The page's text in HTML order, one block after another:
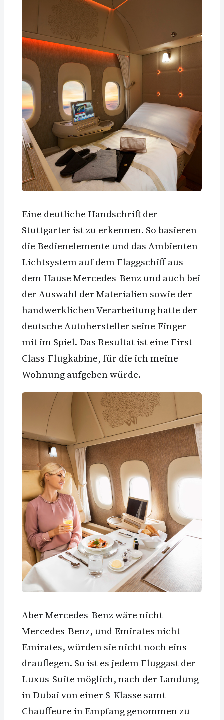
Eine deutliche Handschrift der
Stuttgarter ist zu erkennen. So basieren
die Bedienelemente und das Ambienten-
Lichtsystem auf dem Flaggschiff aus
dem Hause Mercedes-Benz und auch bei
der Auswahl der Materialien sowie der
handwerklichen Verarbeitung hatte der
deutsche Autohersteller seine Finger
mit im Spiel. Das Resultat ist eine First-
Class-Flugkabine, für die ich meine
Wohnung aufgeben würde.
Aber Mercedes-Benz wäre nicht
Mercedes-Benz, und Emirates nicht
Emirates, würden sie nicht noch eins
drauflegen. So ist es jedem Fluggast der
Luxus-Suite möglich, nach der Landung
in Dubai von einer S-Klasse samt
Chauffeure in Empfang genommen zu